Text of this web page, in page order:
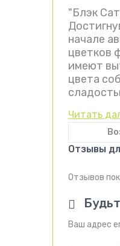
"Блэк
начале
цветков
имеют
цвета
Читать
Отзывы
Отзывов
Ваш адрес